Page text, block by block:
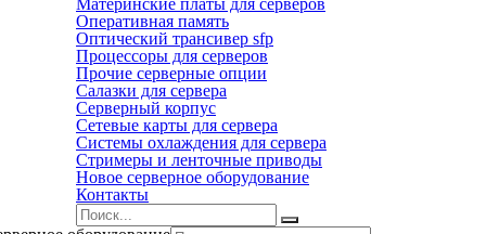
Материнские платы для серверов
Оперативная память
Оптический трансивер sfp
Процессоры для серверов
Прочие серверные опции
Салазки для сервера
Серверный корпус
Сетевые карты для сервера
Системы охлаждения для сервера
Стримеры и ленточные приводы
Новое серверное оборудование
Контакты